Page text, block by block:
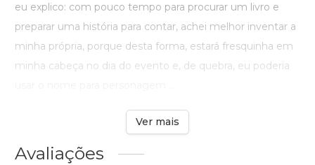
eu explico: com pouco tempo para procurar um livro e
preparar uma história para contar, achei melhor inventar a
minha própria, porque desta forma, estará fresquinha em
minha cabeça no dia do evento e, de quebra, eu poderia
Ver mais
Avaliações